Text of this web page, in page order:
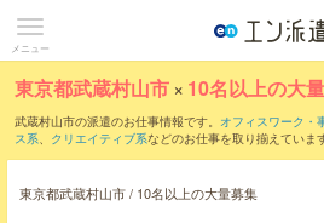
メニュー
東京都武蔵村山市 × 10名以上の大
武蔵村山市の派遣のお仕事情報です。 オフィスワーク・
ス系、 クリエイティブ系などのお仕事を取り揃えていま
東京都武蔵村山市 / 10名以上の大量募集